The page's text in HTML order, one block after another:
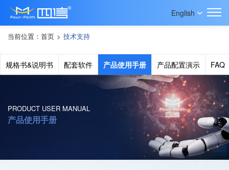
English
当前位置： 首页 > 技术支持
规格书&说明书 配套软件 产品使用手册 产品配置演示 FAQ
PRODUCT USER MANUAL
产品使用手册